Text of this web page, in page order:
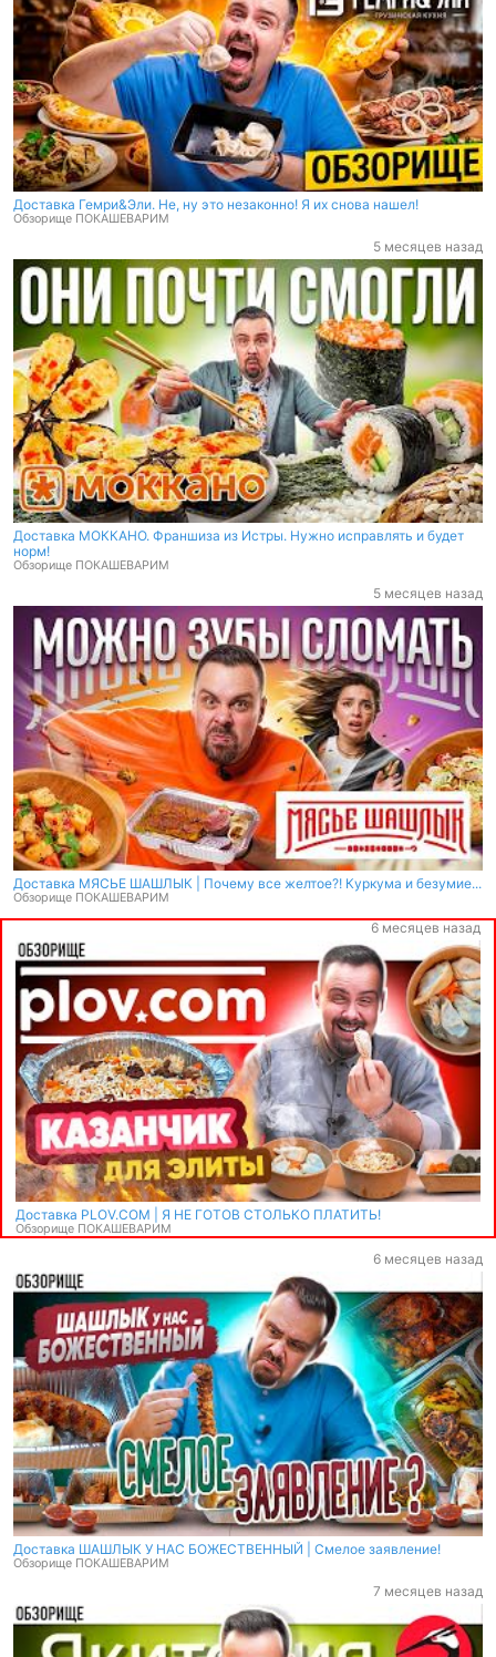
Доставка Гемри&Эли. Не, ну это незаконно! Я их снова нашел!
Обзорище ПОКАШЕВАРИМ
5 месяцев назад
Доставка МОККАНО. Франшиза из Истры. Нужно исправлять и будет
норм!
Обзорище ПОКАШЕВАРИМ
5 месяцев назад
Доставка МЯСЬЕ ШАШЛЫК | Почему все желтое?! Куркума и безумие...
Обзорище ПОКАШЕВАРИМ
6 месяцев назад
Доставка PLOV.COM | Я НЕ ГОТОВ СТОЛЬКО ПЛАТИТЬ!
Обзорище ПОКАШЕВАРИМ
6 месяцев назад
Доставка ШАШЛЫК У НАС БОЖЕСТВЕННЫЙ | Смелое заявление!
Обзорище ПОКАШЕВАРИМ
7 месяцев назад